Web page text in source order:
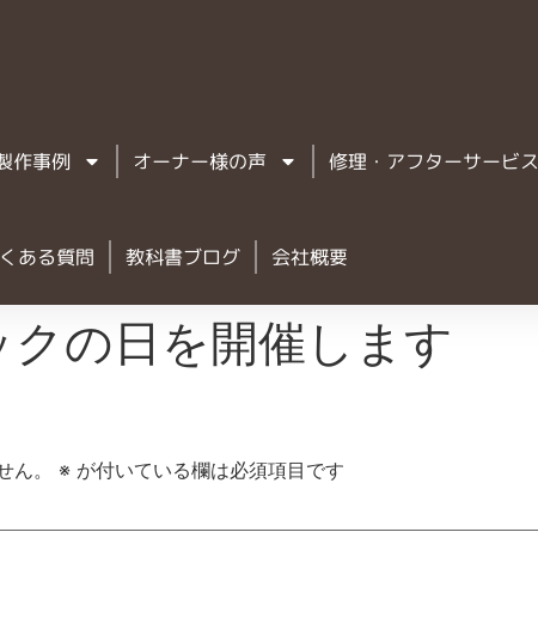
作事例 オーナー様の声 修理・アフターサービス
ある質問 教科書ブログ 会社概要
の日を開催します
。 ※ が付いている欄は必須項目です